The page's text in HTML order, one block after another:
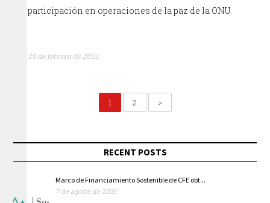
participación en operaciones de la paz de la ONU.
25 de febrero de 2021
1 2 >
RECENT POSTS
Marco de Financiamiento Sostenible de CFE obt...
7 de agosto de 2026